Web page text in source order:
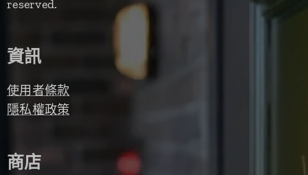
reserved.
資訊
使用者條款
隱私權政策
商店